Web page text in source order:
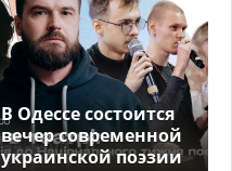
В Одессе состоится
вечер современной
украинской поэзии